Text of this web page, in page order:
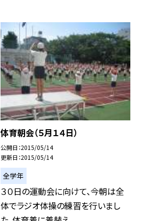
体育朝会（５月１４日）
公開日 2015/05/14
更新日 2015/05/14
全学年
３０日の運動会に向けて、今朝は全
体でラジオ体操の練習を行いまし